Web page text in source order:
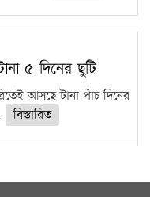
৫ দিনের ছুটি
আসছে টানা পাঁচ দিনের
বিস্তারিত